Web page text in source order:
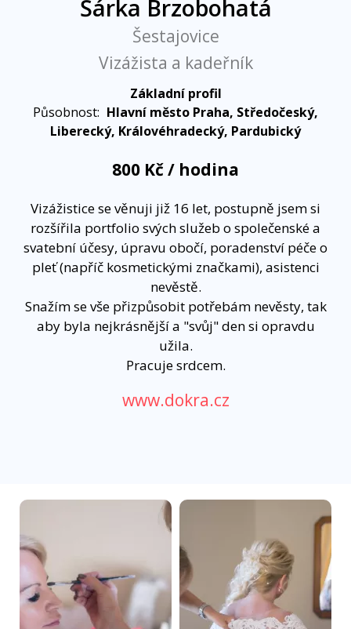
Šárka Brzobohatá
Šestajovice
Vizážista a kadeřník
Základní profil
Působnost: Hlavní město Praha, Středočeský,
Liberecký, Královéhradecký, Pardubický
800 Kč / hodina
Vizážistice se věnuji již 16 let, postupně jsem si
rozšířila portfolio svých služeb o společenské a
svatební účesy, úpravu obočí, poradenství péče o
pleť (napříč kosmetickými značkami), asistenci
nevěstě.
Snažím se vše přizpůsobit potřebám nevěsty, tak
aby byla nejkrásnější a "svůj" den si opravdu
užila.
Pracuje srdcem.
www.dokra.cz